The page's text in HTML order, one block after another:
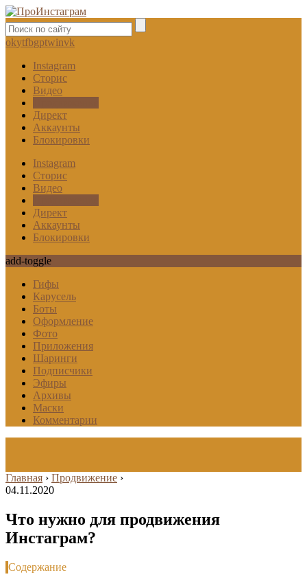
okytfbgptwinvk
Instagram
Сторис
Видео
Директ
Аккаунты
Блокировки
Instagram
Сторис
Видео
Директ
Аккаунты
Блокировки
add-toggle
Гифы
Карусель
Боты
Оформление
Фото
Приложения
Шаринги
Подписчики
Эфиры
Архивы
Маски
Комментарии
Главная › Продвижение ›
04.11.2020
Что нужно для продвижения
Инстаграм?
Содержание